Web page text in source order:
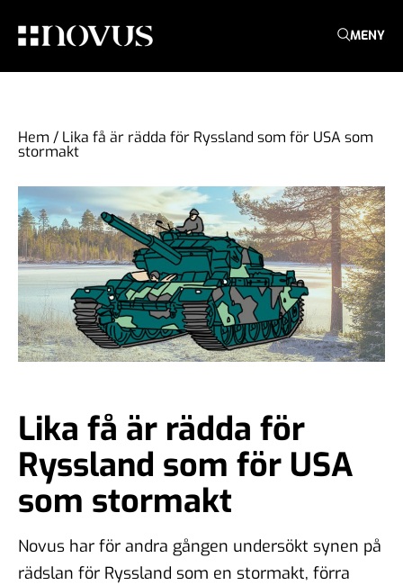
MENY
Hem / Lika få är rädda för Ryssland som för USA som
stormakt
Lika få är rädda för
Ryssland som för USA
som stormakt
Novus har för andra gången undersökt synen på
rädslan för Ryssland som en stormakt, förra